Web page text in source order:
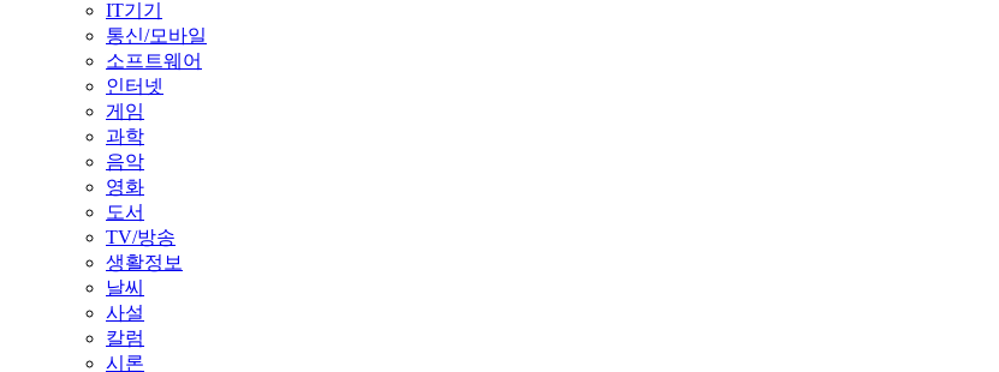
IT기기
통신/모바일
소프트웨어
인터넷
게임
과학
음악
영화
도서
TV/방송
생활정보
날씨
사설
칼럼
시론